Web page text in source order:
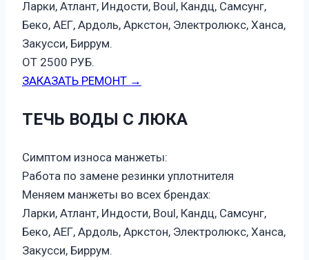
Ларки, Атлант, Индости, Boul, Кандц, Самсунг,
Беко, АЕГ, Ардоль, Аркстон, Электролюкс, Ханса,
Закусси, Биррум.
ОТ 2500 РУБ.
ЗАКАЗАТЬ РЕМОНТ →
ТЕЧЬ ВОДЫ С ЛЮКА
Симптом износа манжеты:
Работа по замене резинки уплотнителя
Меняем манжеты во всех брендах:
Ларки, Атлант, Индости, Boul, Кандц, Самсунг,
Беко, АЕГ, Ардоль, Аркстон, Электролюкс, Ханса,
Закусси, Биррум.